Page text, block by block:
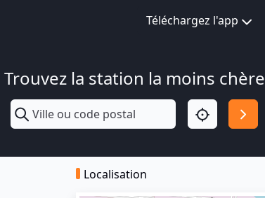
Téléchargez l'app
Trouvez la station la moins chère
Localisation